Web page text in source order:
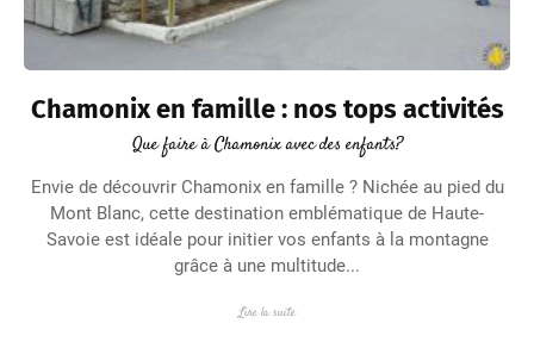
Chamonix en famille : nos tops activités
Que faire à Chamonix avec des enfants?
Envie de découvrir Chamonix en famille ? Nichée au pied du
Mont Blanc, cette destination emblématique de Haute-
Savoie est idéale pour initier vos enfants à la montagne
grâce à une multitude...
Lire la suite